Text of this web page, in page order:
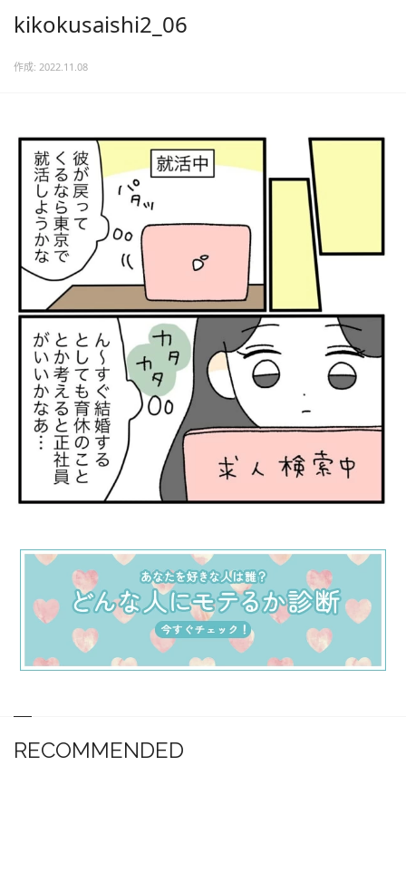
kikokusaishi2_06
作成: 2022.11.08
RECOMMENDED